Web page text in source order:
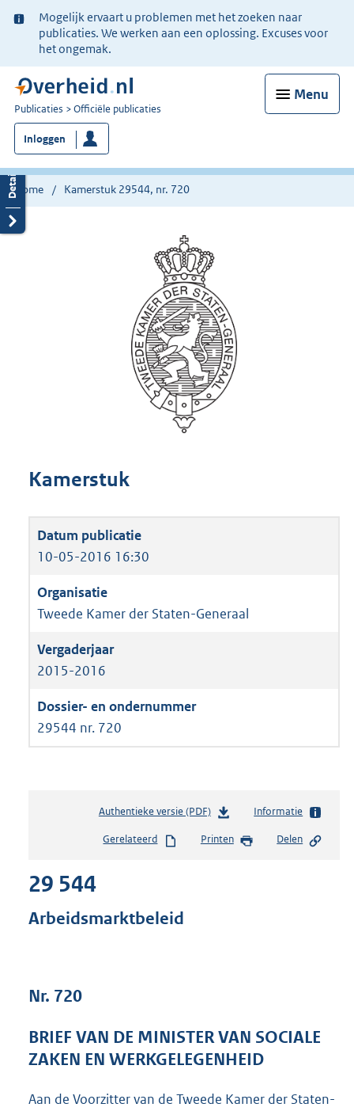
Ter
informatie:
Mogelijk ervaart u problemen met het zoeken naar
publicaties. We werken aan een oplossing. Excuses voor
het ongemak.
Menu
U
bent
nu
hier:
Publicaties Officiële publicaties
Inloggen
Home Kamerstuk 29544, nr. 720
Kamerstuk
10-05-2016 16:30
Tweede Kamer der Staten-Generaal
2015-2016
29544 nr. 720
Authentieke versie (PDF)b
s
e
:
6
Informatie
Gerelateerd Printen Delen
29 544
Arbeidsmarktbeleid
Nr. 720
BRIEF VAN DE MINISTER VAN SOCIALE
ZAKEN EN WERKGELEGENHEID
Aan de Voorzitter van de Tweede Kamer der Staten-